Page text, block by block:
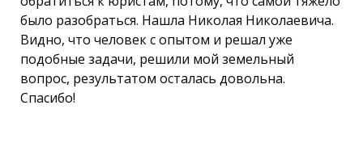
было разобраться. Нашла Николая Николаевича.
Видно, что человек с опытом и решал уже
подобные задачи, решили мой земельный
вопрос, результатом осталась довольна.
Спасибо!